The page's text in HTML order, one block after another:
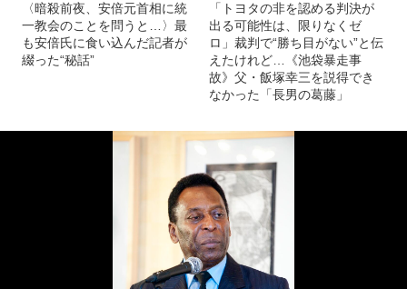
〈暗殺前夜、安倍元首相に統
一教会のことを問うと…〉最
も安倍氏に食い込んだ記者が
綴った“秘話”
「トヨタの非を認める判決が
出る可能性は、限りなくゼ
ロ」裁判で“勝ち目がない”と伝
えたけれど…《池袋暴走事
故》父・飯塚幸三を説得でき
なかった「長男の葛藤」